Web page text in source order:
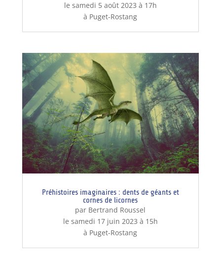
le samedi 5 août 2023 à 17h
à Puget-Rostang
Préhistoires imaginaires : dents de géants et
cornes de licornes
par Bertrand Roussel
le samedi 17 juin 2023 à 15h
à Puget-Rostang